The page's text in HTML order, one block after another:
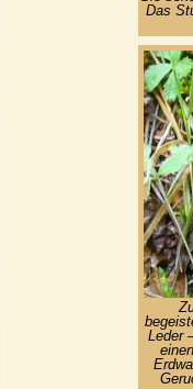
Das
Leder